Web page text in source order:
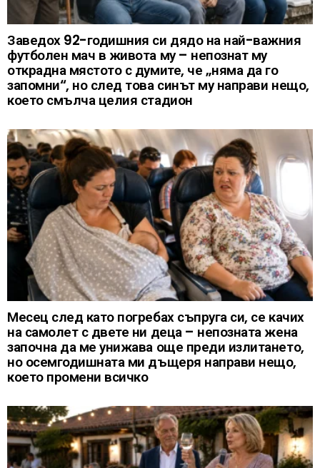
Заведох 92-годишния си дядо на най-важния
футболен мач в живота му – непознат му
открадна мястото с думите, че „няма да го
запомни“, но след това синът му направи нещо,
което смълча целия стадион
Месец след като погребах съпруга си, се качих
на самолет с двете ни деца – непозната жена
започна да ме унижава още преди излитането,
но осемгодишната ми дъщеря направи нещо,
което промени всичко